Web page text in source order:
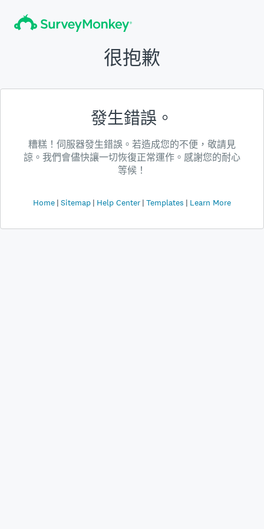
很抱歉
發生錯誤。
糟糕！伺服器發生錯誤。若造成您的不便，敬請見
諒。我們會儘快讓一切恢復正常運作。感謝您的耐心
等候！
Home Sitemap Help Center Templates Learn More